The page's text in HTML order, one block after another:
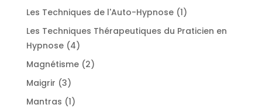
produits
Les Techniques de l'Auto-Hypnose 11
produit
Les Techniques Thérapeutiques du Praticien en
Hypnose 44
produits
Magnétisme 22
Maigrir 33
produits
Mantras 11